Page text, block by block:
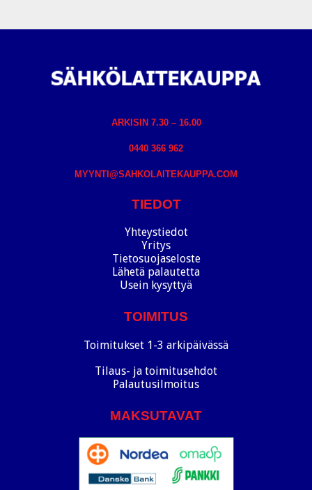
ARKISIN 7.30 – 16.00
0440 366 962
MYYNTI@SAHKOLAITEKAUPPA.COM
TIEDOT
Yhteystiedot
Yritys
Tietosuojaseloste
Lähetä palautetta
Usein kysyttyä
TOIMITUS
Toimitukset 1-3 arkipäivässä
Tilaus- ja toimitusehdot
Palautusilmoitus
MAKSUTAVAT